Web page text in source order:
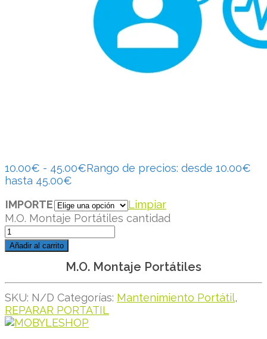
10.00€ - 45.00€Rango de precios: desde 10.00€
hasta 45.00€
IMPORTE
Limpiar
M.O. Montaje Portátiles cantidad
Añadir al carrito
M.O. Montaje Portátiles
SKU: N/D Categorías: Mantenimiento Portátil,
REPARAR PORTATIL